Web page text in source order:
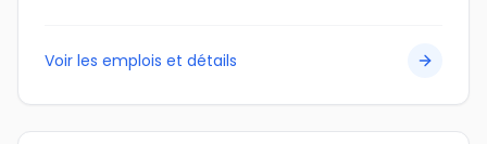
Voir les emplois et détails